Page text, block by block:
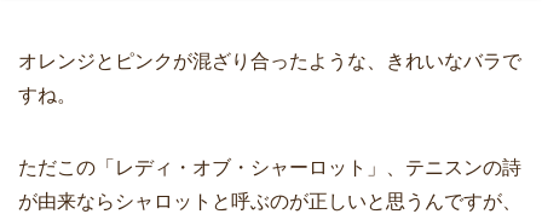
オレンジとピンクが混ざり合ったような、きれいなバラで
すね。
ただこの「レディ・オブ・シャーロット」、テニスンの詩
が由来ならシャロットと呼ぶのが正しいと思うんですが、